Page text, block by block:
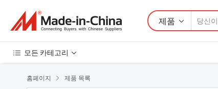
제품
모든 카테고리
홈페이지  제품 목록